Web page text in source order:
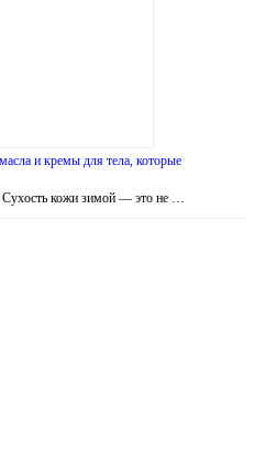
и кремы для тела, которые
кожи зимой — это не …